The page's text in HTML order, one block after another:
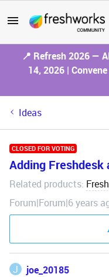
📍 Refresh 2026 —
14, 2026 |
Ideas
CLOSED FOR VOTING
Adding Freshdesk
Related products:
Forum|Forum|6 years
J joe_20185